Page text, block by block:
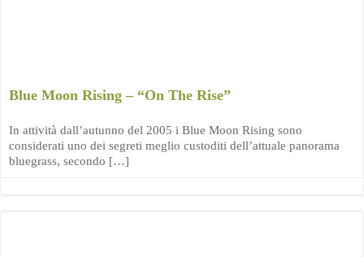
Blue Moon Rising – “On The Rise”
In attività dall’autunno del 2005 i Blue Moon Rising sono
considerati uno dei segreti meglio custoditi dell’attuale panorama
bluegrass, secondo […]